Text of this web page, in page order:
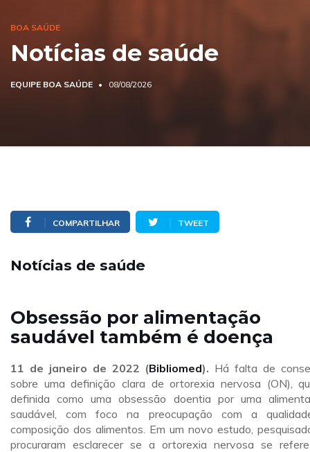
BOA SAÚDE
Notícias de saúde
EQUIPE BOA SAÚDE 08/08/2026
COMPARTILHAR TWEET
Notícias de saúde
Obsessão por alimentação
saudável também é doença
11 de janeiro de 2022 (Bibliomed). Há falta de
sobre uma definição clara de ortorexia nervosa (ON),
definida como uma obsessão doentia por uma
saudável, com foco na preocupação com a
composição dos alimentos. Em um novo estudo,
procuraram esclarecer se a ortorexia nervosa se